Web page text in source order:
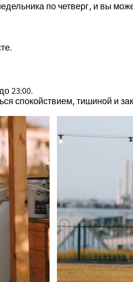
по четверг, и вы
23:00.
спокойствием, тишиной и